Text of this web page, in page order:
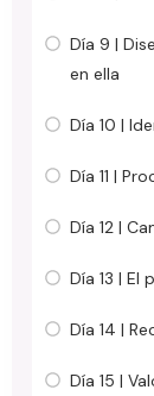
Día 9 |
en ella
Día 10 |
Día 11 |
Día 12 |
Día 13 |
Día 14 |
Día 15 |